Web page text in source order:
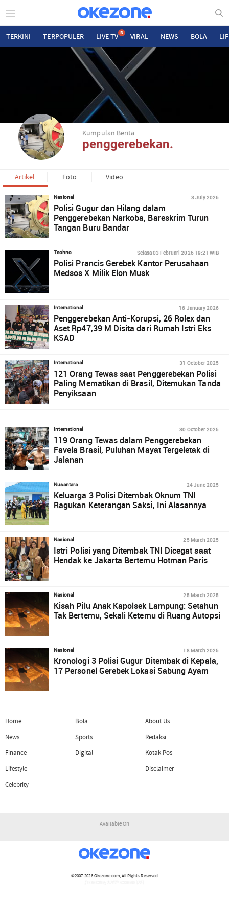
TERKINI TERPOPULER LIVE TV N VIRAL NEWS BOLA
Kumpulan Berita
penggerebekan.
Artikel Foto Video
Nasional 3 July 2026
Polisi Gugur dan Hilang dalam
Penggerebekan Narkoba, Bareskrim Turun
Tangan Buru Bandar
Techno Selasa 03 Februari 2026 19:21 WIB
Polisi Prancis Gerebek Kantor Perusahaan
Medsos X Milik Elon Musk
International 16 January 2026
Penggerebekan Anti-Korupsi, 26 Rolex dan
Aset Rp47,39 M Disita dari Rumah Istri Eks
KSAD
International 31 October 2025
121 Orang Tewas saat Penggerebekan Polisi
Paling Mematikan di Brasil, Ditemukan Tanda
Penyiksaan
International 30 October 2025
119 Orang Tewas dalam Penggerebekan
Favela Brasil, Puluhan Mayat Tergeletak di
Jalanan
Nusantara 24 June 2025
Keluarga 3 Polisi Ditembak Oknum TNI
Ragukan Keterangan Saksi, Ini Alasannya
Nasional 25 March 2025
Istri Polisi yang Ditembak TNI Dicegat saat
Hendak ke Jakarta Bertemu Hotman Paris
Nasional 25 March 2025
Kisah Pilu Anak Kapolsek Lampung: Setahun
Tak Bertemu, Sekali Ketemu di Ruang Autopsi
Nasional 18 March 2025
Kronologi 3 Polisi Gugur Ditembak di Kepala,
17 Personel Gerebek Lokasi Sabung Ayam
Home
News
Finance
Lifestyle
Celebrity
Bola
Sports
Digital
About Us
Redaksi
Kotak Pos
Disclaimer
Available On
©2007-2026Okezone.com, All Rights Reserved